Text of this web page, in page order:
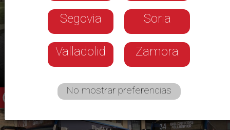
Los evacuados de Ávila acogidos en
Segovia Soria
Valladolid Zamora
No mostrar preferencias